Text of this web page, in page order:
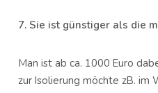
7. Sie ist günstiger als die
Man ist ab ca. 1000 Euro
zur Isolierung möchte zB. im